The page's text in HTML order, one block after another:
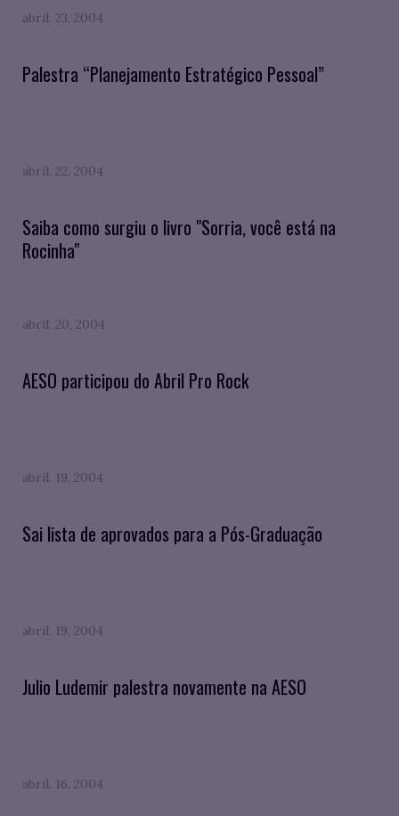
abril. 23, 2004
Palestra “Planejamento Estratégico Pessoal”
abril. 22, 2004
Saiba como surgiu o livro "Sorria, você está na
Rocinha"
abril. 20, 2004
AESO participou do Abril Pro Rock
abril. 19, 2004
Sai lista de aprovados para a Pós-Graduação
abril. 19, 2004
Julio Ludemir palestra novamente na AESO
abril. 16, 2004